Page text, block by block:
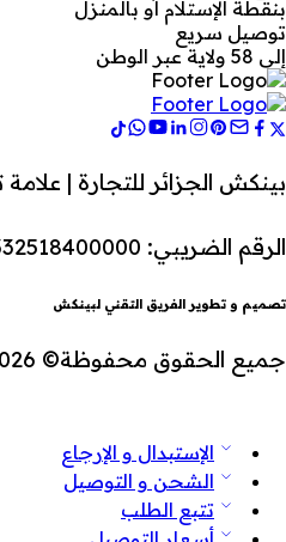
بنقطة الإستلام أو بالمنزل
توصيل سريع
إلى 58 ولاية عبر الوطن
بينكش الجزائر للتجارة |
الرقم الضريبي: 18629010332518400000
تصميم و تطوير الفريق التقني لبينكش
جميع الحقوق محفوظة© 2026
الإستبدال و الإرجاع
الشحن و التوصيل
تتبع الطلب